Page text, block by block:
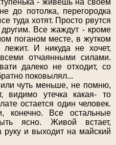
- живешь на своем
до потолка, перегородка
туда хотят. Просто рвутся
Все жаждут - кроме
поганом месте, в жутком
лежит. И никуда не хочет,
отчаянными силами.
далеко не отходит, со
поковылял...
чуть меньше, не помню,
видимо утечка какая- то
остается один человек.
конечно. Все остальные
ясно. Живой встает,
руку и выходит на майский